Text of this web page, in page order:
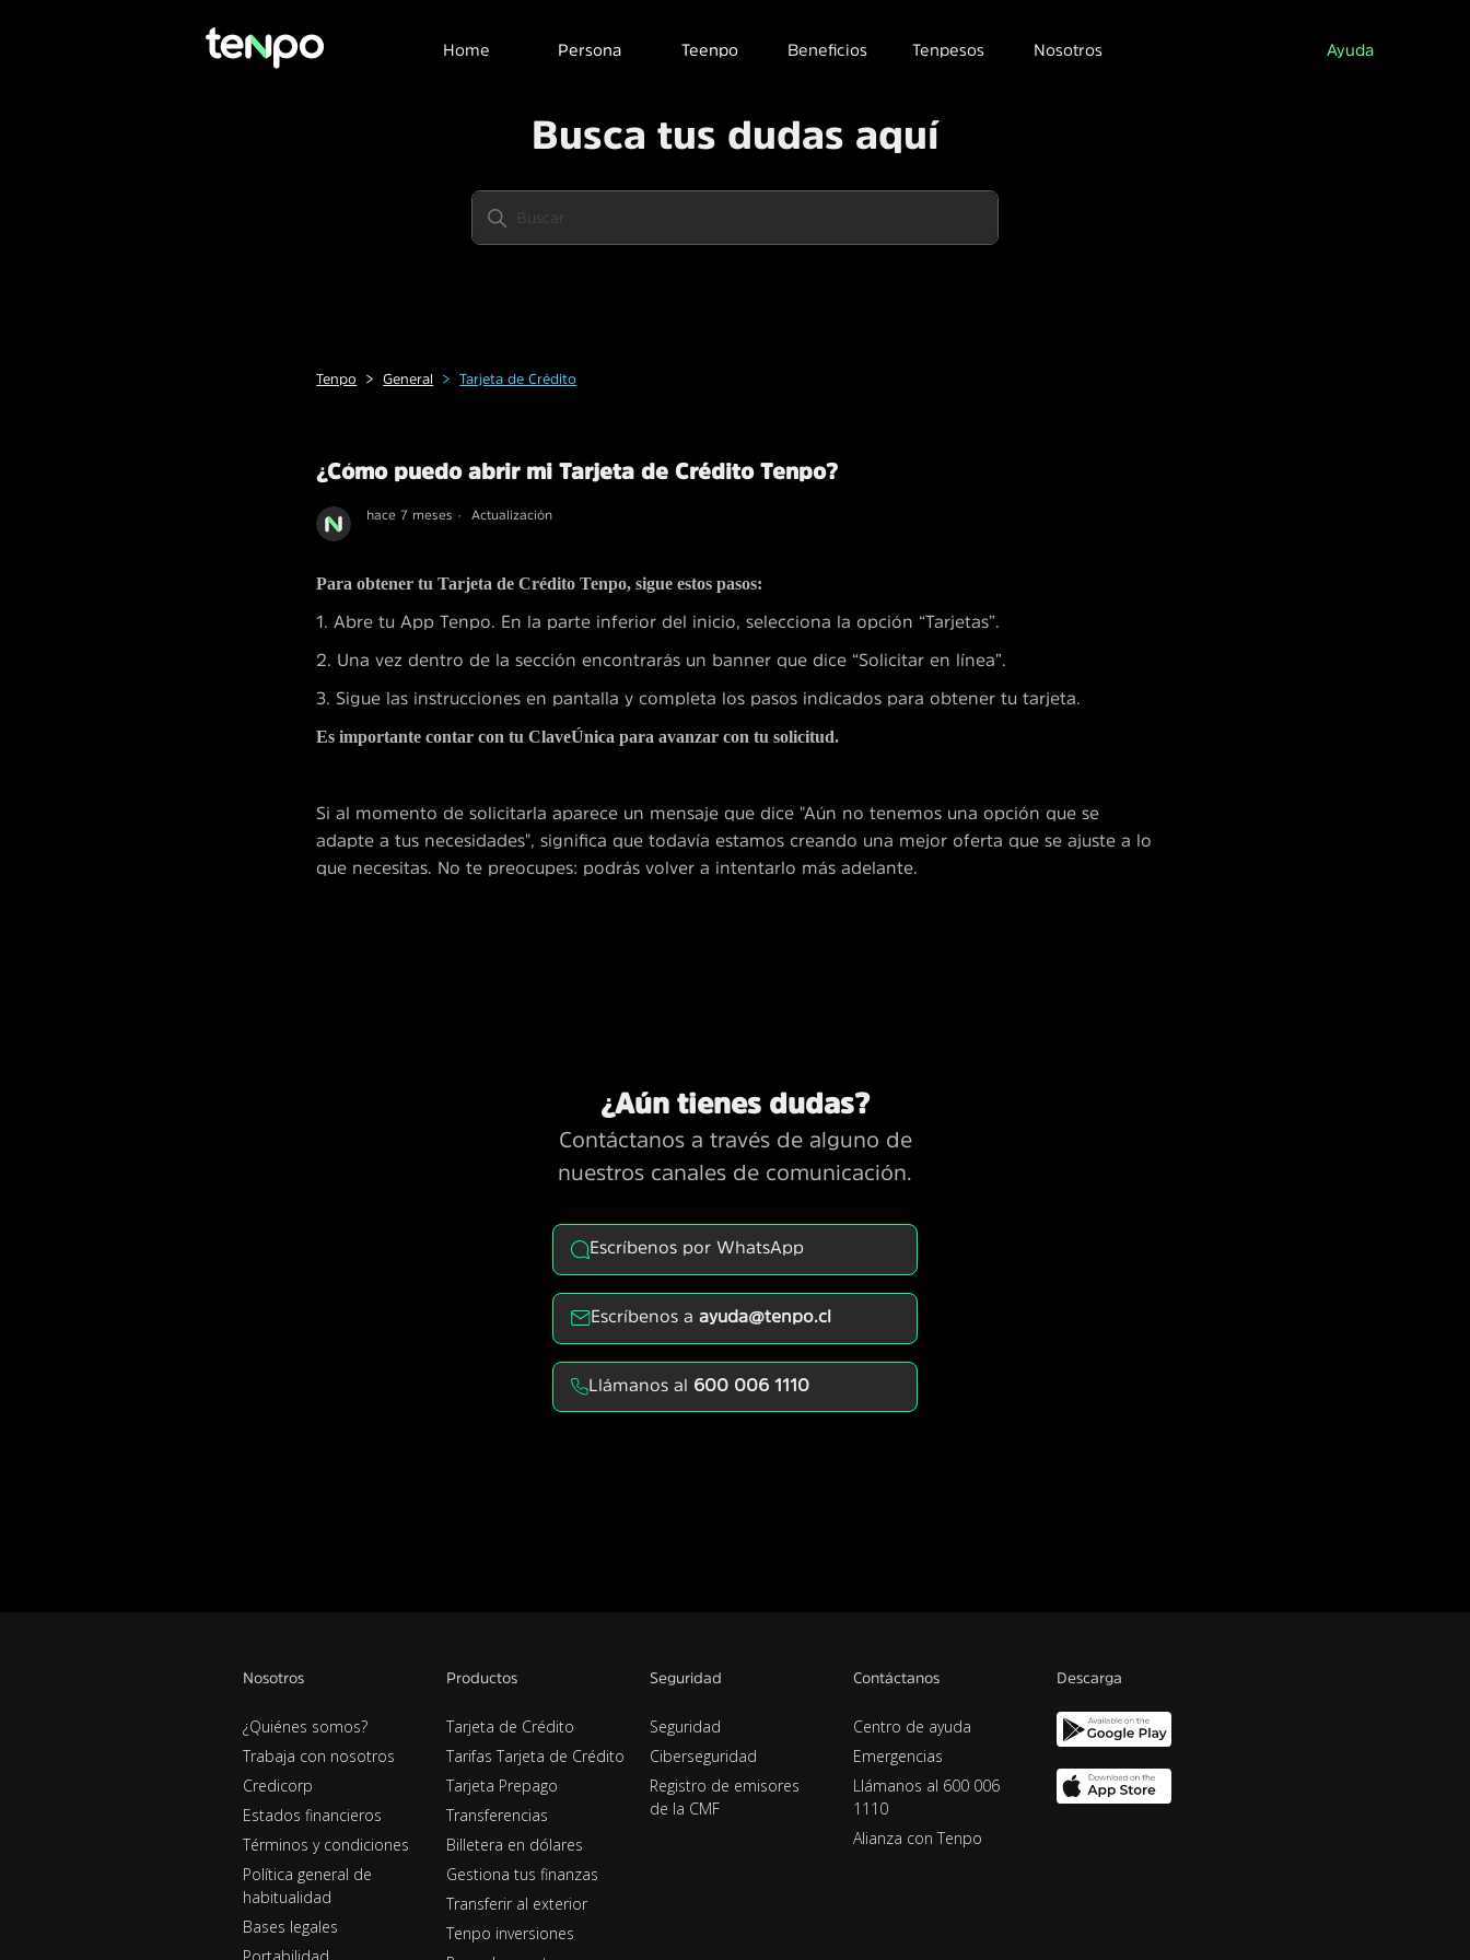
Home Persona Teenpo Beneficios Tenpesos Nosotros Ayuda
Busca tus dudas aquí
Tenpo General Tarjeta de Crédito
¿Cómo puedo abrir mi Tarjeta de Crédito Tenpo?
hace 7 meses Actualización
Para obtener tu Tarjeta de Crédito Tenpo, sigue estos pasos:
1. Abre tu App Tenpo. En la parte inferior del inicio, selecciona la opción “Tarjetas”.
2. Una vez dentro de la sección encontrarás un banner que dice “Solicitar en línea”.
3. Sigue las instrucciones en pantalla y completa los pasos indicados para obtener tu tarjeta.
Es importante contar con tu ClaveÚnica para avanzar con tu solicitud.
Si al momento de solicitarla aparece un mensaje que dice "Aún no tenemos una opción que se
adapte a tus necesidades", significa que todavía estamos creando una mejor oferta que se ajuste a lo
que necesitas. No te preocupes: podrás volver a intentarlo más adelante.
¿Aún tienes dudas?
Contáctanos a través de alguno de
nuestros canales de comunicación.
Escríbenos por WhatsApp
Escríbenos a ayuda@tenpo.cl
Llámanos al 600 006 1110
Nosotros
¿Quiénes somos?
Trabaja con nosotros
Credicorp
Estados financieros
Términos y condiciones
Política general de
habitualidad
Bases legales
Productos
Tarjeta de Crédito
Tarifas Tarjeta de Crédito
Tarjeta Prepago
Transferencias
Billetera en dólares
Gestiona tus finanzas
Transferir al exterior
Tenpo inversiones
Seguridad
Seguridad
Ciberseguridad
Registro de emisores
de la CMF
Contáctanos
Centro de ayuda
Emergencias
Llámanos al 600 006
1110
Alianza con Tenpo
Descarga